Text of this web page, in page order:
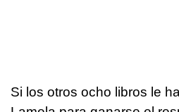
Si los otros ocho libros le